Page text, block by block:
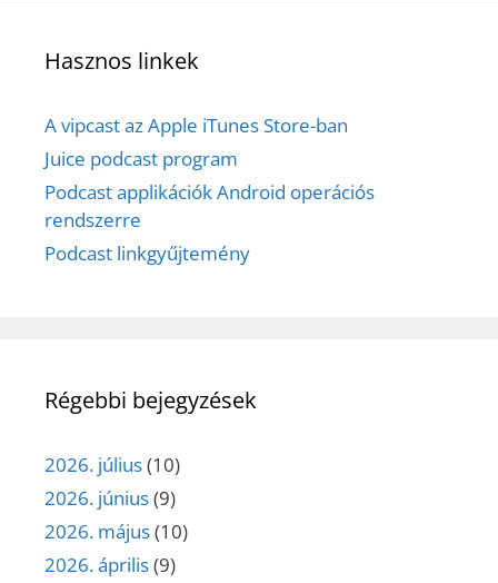
Hasznos linkek
A vipcast az Apple iTunes Store-ban
Juice podcast program
Podcast applikációk Android operációs
rendszerre
Podcast linkgyűjtemény
Régebbi bejegyzések
2026. július(10)
2026. június(9)
2026. május(10)
2026. április(9)